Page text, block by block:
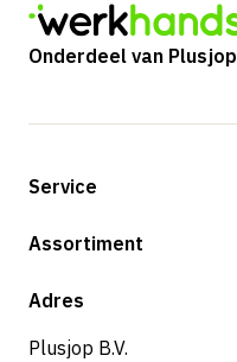
Onderdeel van Plusjop
Service
Betalingsmogelijkheden
Assortiment
Shop
Adres
Plusjop B.V.